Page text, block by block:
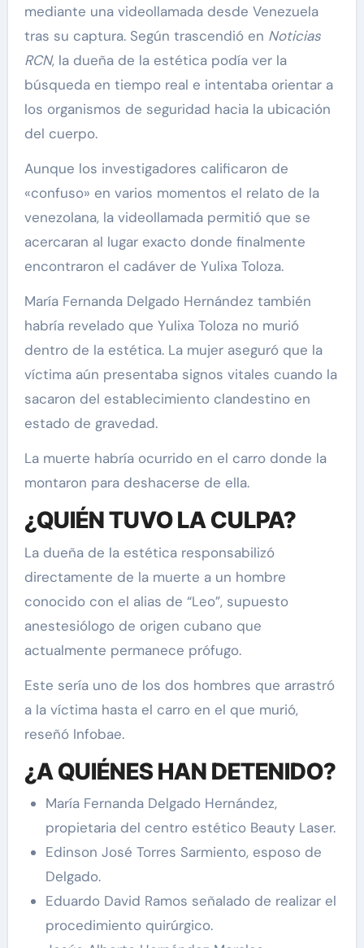
mediante una videollamada desde Venezuela
tras su captura. Según trascendió en Noticias
RCN, la dueña de la estética podía ver la
búsqueda en tiempo real e intentaba orientar a
los organismos de seguridad hacia la ubicación
del cuerpo.
Aunque los investigadores calificaron de
«confuso» en varios momentos el relato de la
venezolana, la videollamada permitió que se
acercaran al lugar exacto donde finalmente
encontraron el cadáver de Yulixa Toloza.
María Fernanda Delgado Hernández también
habría revelado que Yulixa Toloza no murió
dentro de la estética. La mujer aseguró que la
víctima aún presentaba signos vitales cuando la
sacaron del establecimiento clandestino en
estado de gravedad.
La muerte habría ocurrido en el carro donde la
montaron para deshacerse de ella.
¿QUIÉN TUVO LA CULPA?
La dueña de la estética responsabilizó
directamente de la muerte a un hombre
conocido con el alias de “Leo”, supuesto
anestesiólogo de origen cubano que
actualmente permanece prófugo.
Este sería uno de los dos hombres que arrastró
a la víctima hasta el carro en el que murió,
reseñó Infobae.
¿A QUIÉNES HAN DETENIDO?
María Fernanda Delgado Hernández,
propietaria del centro estético Beauty Laser.
Edinson José Torres Sarmiento, esposo de
Delgado.
Eduardo David Ramos señalado de realizar el
procedimiento quirúrgico.